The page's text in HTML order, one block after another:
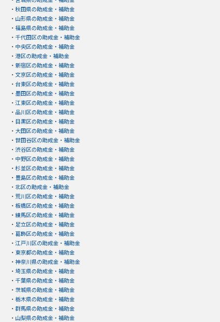
・ 秋田県の助成金・補助金
・ 山形県の助成金・補助金
・ 福島県の助成金・補助金
・ 千代田区の助成金・補助金
・ 中央区の助成金・補助金
・ 港区の助成金・補助金
・ 新宿区の助成金・補助金
・ 文京区の助成金・補助金
・ 台東区の助成金・補助金
・ 墨田区の助成金・補助金
・ 江東区の助成金・補助金
・ 品川区の助成金・補助金
・ 目黒区の助成金・補助金
・ 大田区の助成金・補助金
・ 世田谷区の助成金・補助金
・ 渋谷区の助成金・補助金
・ 中野区の助成金・補助金
・ 杉並区の助成金・補助金
・ 豊島区の助成金・補助金
・ 北区の助成金・補助金
・ 荒川区の助成金・補助金
・ 板橋区の助成金・補助金
・ 練馬区の助成金・補助金
・ 足立区の助成金・補助金
・ 葛飾区の助成金・補助金
・ 江戸川区の助成金・補助金
・ 東京都の助成金・補助金
・ 神奈川県の助成金・補助金
・ 埼玉県の助成金・補助金
・ 千葉県の助成金・補助金
・ 茨城県の助成金・補助金
・ 栃木県の助成金・補助金
・ 群馬県の助成金・補助金
・ 山梨県の助成金・補助金